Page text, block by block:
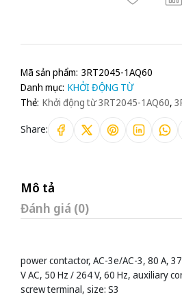
Mã sản phẩm: 3RT2045-1AQ60
Danh mục: KHỞI ĐỘNG TỪ
Thẻ: Khởi động từ 3RT2045-1AQ60,
Share:
Mô tả
Đánh giá (0)
power contactor, AC-3e/AC-3, 80 A,
V AC, 50 Hz / 264 V, 60 Hz, auxiliary
screw terminal, size: S3